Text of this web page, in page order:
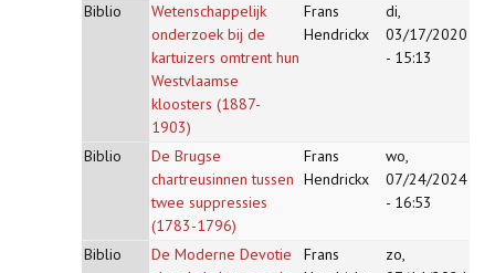
Biblio
Wetenschappelijk
onderzoek bij de
kartuizers omtrent hun
Westvlaamse
kloosters (1887-
1903)
Frans
Hendrickx
di,
03/17/2020
- 15:13
Biblio
De Brugse
chartreusinnen tussen
twee suppressies
(1783-1796)
Frans
Hendrickx
wo,
07/24/2024
- 16:53
Biblio
De Moderne Devotie
Frans
zo,